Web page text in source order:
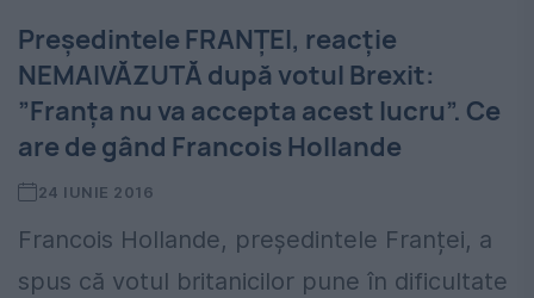
Președintele FRANȚEI, reacție
NEMAIVĂZUTĂ după votul Brexit:
”Franţa nu va accepta acest lucru”. Ce
are de gând Francois Hollande
24 IUNIE 2016
Francois Hollande, președintele Franței, a
spus că votul britanicilor pune în dificultate